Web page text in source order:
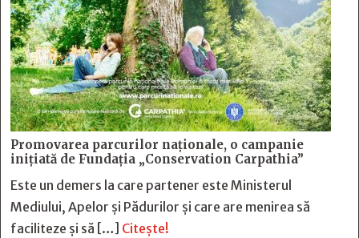
Promovarea parcurilor naționale, o campanie
inițiată de Fundația „Conservation Carpathia”
Este un demers la care partener este Ministerul
Mediului, Apelor și Pădurilor și care are menirea să
faciliteze și să […] Citește!